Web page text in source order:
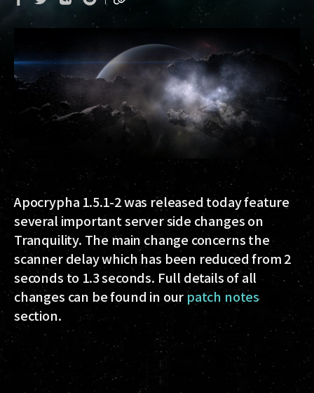
Apocrypha 1.5.1-2 was released today feature
several important server side changes on
Tranquility. The main change concerns the
scanner delay which has been reduced from 2
seconds to 1.3 seconds. Full details of all
changes can be found in ourpatch notes
section.